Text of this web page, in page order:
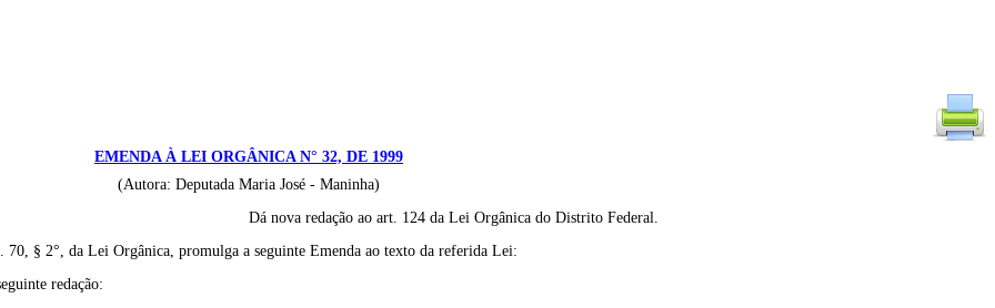
EMENDA À LEI ORGÂNICA N° 32, DE 1999
(Autora: Deputada Maria José - Maninha)
Dá nova redação ao art. 124 da Lei Orgânica do Distrito Federal.
§ 2°, da Lei Orgânica, promulga a seguinte Emenda ao texto da referida Lei:
redação: